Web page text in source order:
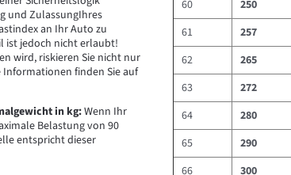
und ZulassungIhres
an Ihr Auto zu
ist jedoch nicht erlaubt!
wird, riskieren Sie nicht nur
finden Sie auf
in kg:Wenn Ihr
Belastung von 90
entspricht dieser
60 250
61
257
62
265
63
272
64
280
65
290
66
300